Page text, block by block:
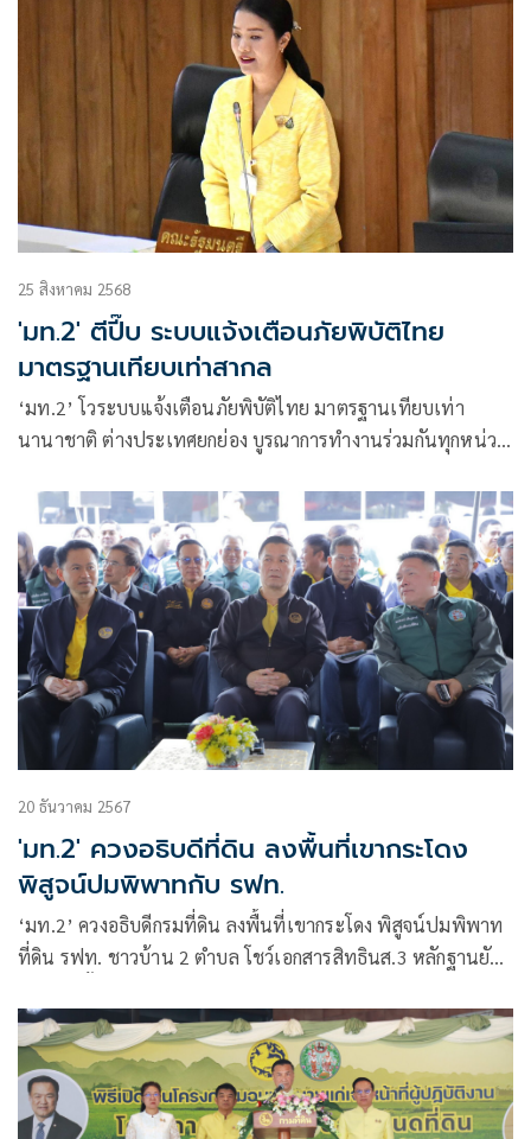
ท้องถิ่น-กทม.-องค์การตลาด-จัดการน้ำเสีย
25 สิงหาคม 2568
'มท.2' ตีปี๊บ ระบบแจ้งเตือนภัยพิบัติไทย
มาตรฐานเทียบเท่าสากล
‘มท.2’ โวระบบแจ้งเตือนภัยพิบัติไทย มาตรฐานเทียบเท่า
นานาชาติ ต่างประเทศยกย่อง บูรณาการทำงานร่วมกันทุกหน่วย
20 ธันวาคม 2567
'มท.2' ควงอธิบดีที่ดิน ลงพื้นที่เขากระโดง
พิสูจน์ปมพิพาทกับ รฟท.
‘มท.2’ ควงอธิบดีกรมที่ดิน ลงพื้นที่เขากระโดง พิสูจน์ปมพิพาท
ที่ดิน รฟท. ชาวบ้าน 2 ตำบล โชว์เอกสารสิทธินส.3 หลักฐานยัน